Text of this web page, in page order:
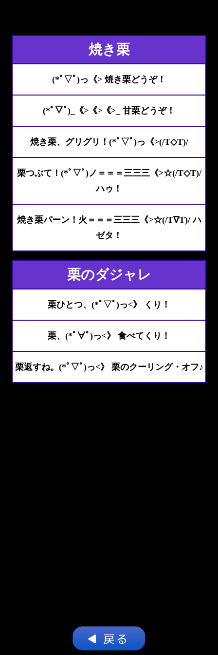
焼き栗
(*ﾟ▽ﾟ)っ《> 焼き栗どうぞ！
(*ﾟ▽ﾟ)_《>《>《>_ 甘栗どうぞ！
焼き栗、グリグリ！(*ﾟ▽ﾟ)っ《>(/T◇T)/
栗つぶて！(*ﾟ▽ﾟ)ノ＝＝＝三三三《>☆(/T◇T)/
ハゥ！
焼き栗パーン！火＝＝＝三三三《>☆(/T∇T)/ ハ
ゼタ！
栗のダジャレ
栗ひとつ、(*ﾟ▽ﾟ)っ<》 くり！
栗、(*ﾟ∀ﾟ)っ<》 食べてくり！
栗返すね。(*ﾟ▽ﾟ)っ<》 栗のクーリング・オフ♪